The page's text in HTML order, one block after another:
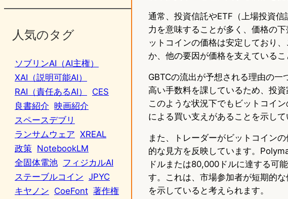
人気のタグ
ソブリンAI（AI主権）
XAI（説明可能AI）
RAI（責任あるAI）
CES
良書紹介 映画紹介
スペースデブリ
ランサムウェア XREAL
政策 NotebookLM
全固体電池 フィジカルAI
ステーブルコイン JPYC
キヤノン CoeFont 著作権
通常、投資信託やETF（上場投資
力を意味することが多く、価格の
ットコインの価格は安定しており
か、他の要因が価格を支えているこ
GBTCの流出が予想される理由の
高い手数料を課しているため、投
このような状況下でもビットコイ
による買い支えがあることを示して
また、トレーダーがビットコイン
的な見方を反映しています。
ドルまたは80,000ドルに達する可
す。これは、市場参加者が短期的
を示していると考えられます。